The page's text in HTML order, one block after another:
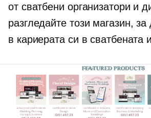
от сватбени организатори и
разгледайте този магазин,
в кариерата си в сватбената